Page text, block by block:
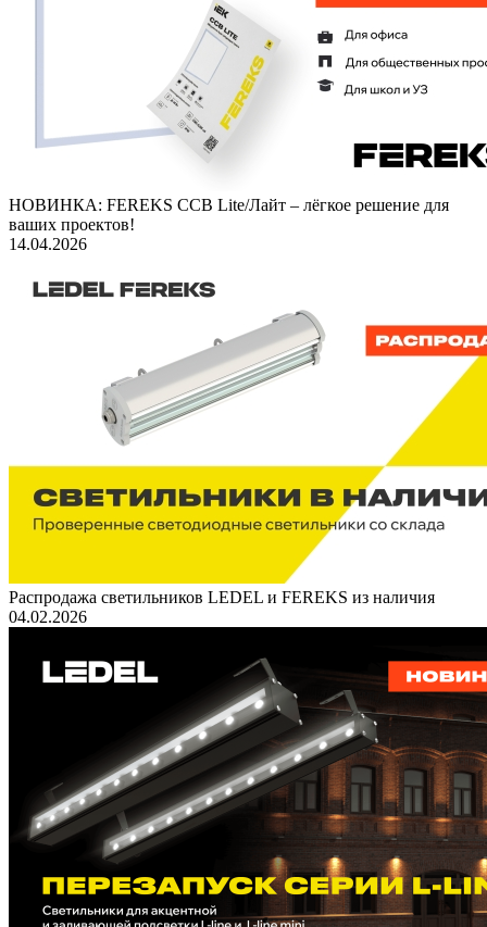
НОВИНКА: FEREKS ССВ Lite/Лайт – лёгкое решение для
ваших проектов!
14.04.2026
Распродажа светильников LEDEL и FEREKS из наличия
04.02.2026